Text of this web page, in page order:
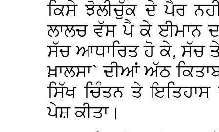
ਕਿਸੇ ਝੋਲੀਚੁੱਕ ਦੇ ਪੈਰ
ਲਾਲਚ ਵੱਸ ਪੈ ਕੇ ਈਮਾਨ
ਸੱਚ ਆਧਾਰਿਤ ਹੋ ਕੇ, ਸੱਚ
ਖ਼ਾਲਸਾ` ਦੀਆਂ ਅੱਠ
ਸਿੱਖ ਚਿੰਤਨ ਤੇ
ਪੇਸ਼ ਕੀਤਾ।